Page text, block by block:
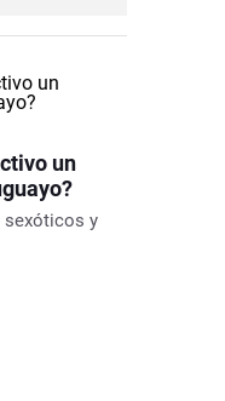
un
sexóticos y